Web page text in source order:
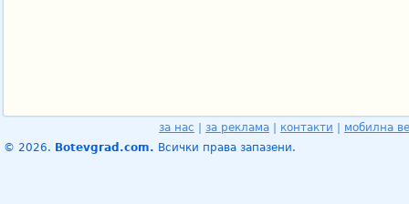
за нас за реклама контакти
мобилна
© 2026. Botevgrad.com. Всички права запазени.